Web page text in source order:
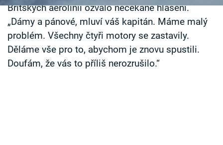
Přihlášení
Sledujte nás
Britských aerolinií ozvalo nečekané hlášení.
„Dámy a pánové, mluví váš kapitán. Máme malý
problém. Všechny čtyři motory se zastavily.
Děláme vše pro to, abychom je znovu spustili.
Doufám, že vás to příliš nerozrušilo.“